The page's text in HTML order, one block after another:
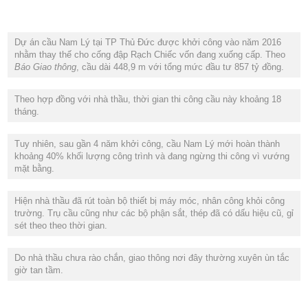
Dự án cầu Nam Lý tại TP Thủ Đức được khởi công vào năm 2016
nhằm thay thế cho cống đập Rạch Chiếc vốn đang xuống cấp. Theo
Báo Giao thông, cầu dài 448,9 m với tổng mức đầu tư 857 tỷ đồng.
Theo hợp đồng với nhà thầu, thời gian thi công cầu này khoảng 18
tháng.
Tuy nhiên, sau gần 4 năm khởi công, cầu Nam Lý mới hoàn thành
khoảng 40% khối lượng công trình và đang ngừng thi công vì vướng
mặt bằng.
Hiện nhà thầu đã rút toàn bộ thiết bị máy móc, nhân công khỏi công
trường. Trụ cầu cũng như các bộ phận sắt, thép đã có dấu hiệu cũ, gỉ
sét theo theo thời gian.
Do nhà thầu chưa rào chắn, giao thông nơi đây thường xuyên ùn tắc
giờ tan tầm.